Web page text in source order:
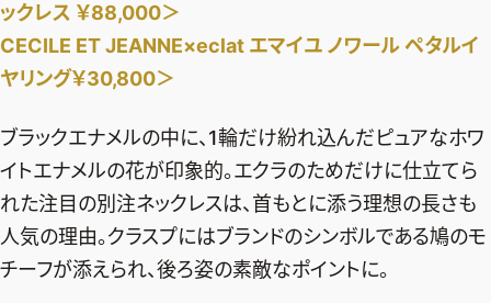
ックレス ￥88,000＞
CECILE ET JEANNE×eclat エマイユ ノワール ペタルイ
ヤリング￥30,800＞
ブラックエナメルの中に、1輪だけ紛れ込んだピュアなホワ
イトエナメルの花が印象的。エクラのためだけに仕立てら
れた注目の別注ネックレスは、首もとに添う理想の長さも
人気の理由。クラスプにはブランドのシンボルである鳩のモ
チーフが添えられ、後ろ姿の素敵なポイントに。